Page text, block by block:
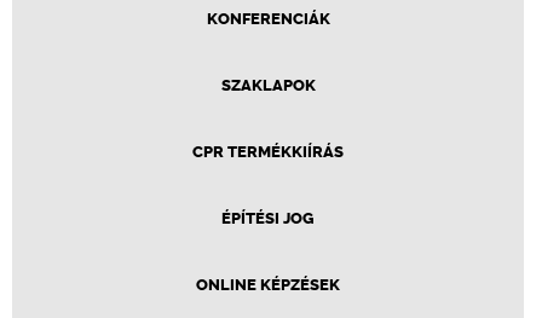
KONFERENCIÁK
SZAKLAPOK
CPR TERMÉKKIÍRÁS
ÉPÍTÉSI JOG
ONLINE KÉPZÉSEK